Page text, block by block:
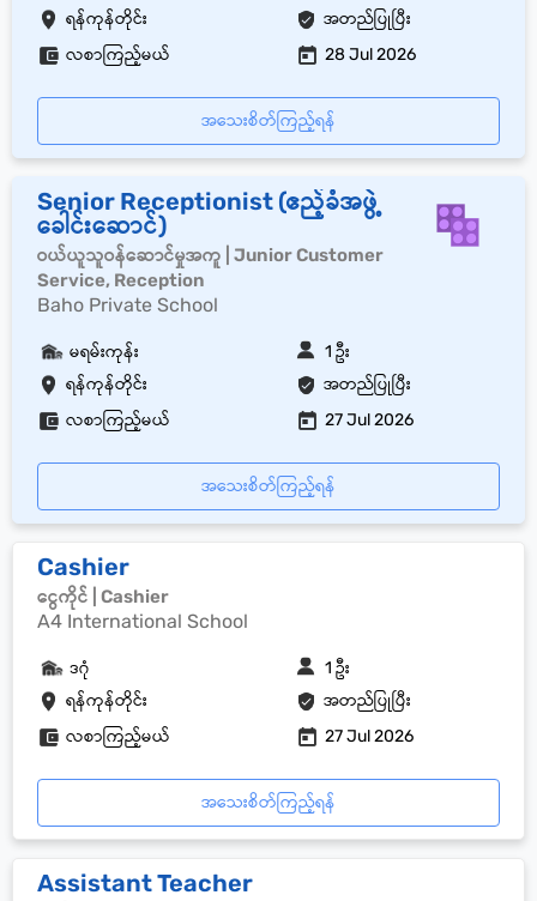
ရန်ကုန်တိုင်း အတည်ပြုပြီး
လစာကြည့်မယ် 28 Jul 2026
အသေးစိတ်ကြည့်ရန်
Senior Receptionist (ဧည့်ခံအဖွဲ့
ခေါင်းဆောင်)
ဝယ်ယူသူဝန်ဆောင်မှုအကူ | Junior Customer
Service, Reception
Baho Private School
ရန်ကုန်တိုင်း အတည်ပြုပြီး
မရမ်းကုန်း 1 ဦး
လစာကြည့်မယ် 27 Jul 2026
အသေးစိတ်ကြည့်ရန်
Cashier
ငွေကိုင် | Cashier
A4 International School
ရန်ကုန်တိုင်း အတည်ပြုပြီး
ဒဂုံ 1 ဦး
လစာကြည့်မယ် 27 Jul 2026
အသေးစိတ်ကြည့်ရန်
Assistant Teacher